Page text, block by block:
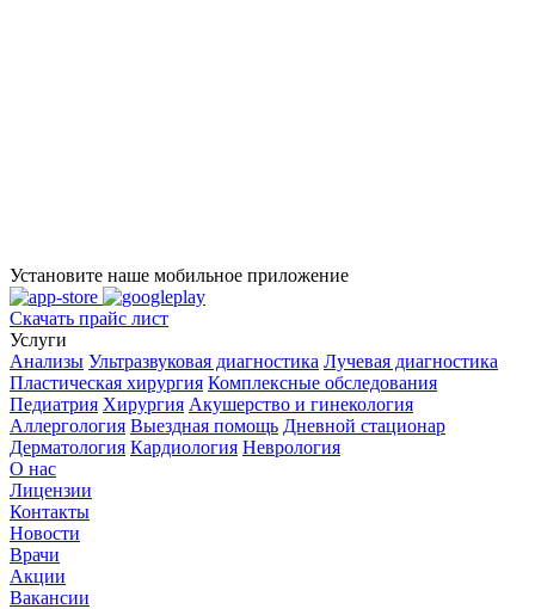
Установите наше мобильное приложение
Скачать прайс лист
Услуги
Анализы Ультразвуковая диагностика Лучевая диагностика
Пластическая хирургия Комплексные обследования
Педиатрия Хирургия Акушерство и гинекология
Аллергология Выездная помощь Дневной стационар
Дерматология Кардиология Неврология
О нас
Лицензии
Контакты
Новости
Врачи
Акции
Вакансии